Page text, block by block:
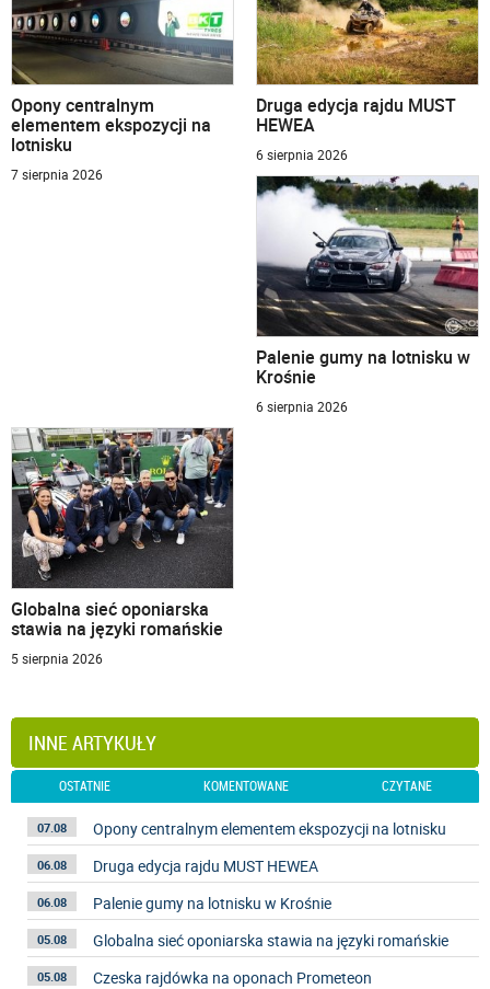
Opony centralnym
elementem ekspozycji na
lotnisku
7 sierpnia 2026
Druga edycja rajdu MUST
HEWEA
6 sierpnia 2026
Palenie gumy na lotnisku w
Krośnie
6 sierpnia 2026
Globalna sieć oponiarska
stawia na języki romańskie
5 sierpnia 2026
INNE ARTYKUŁY
OSTATNIE KOMENTOWANE CZYTANE
07.08 Opony centralnym elementem ekspozycji na lotnisku
06.08 Druga edycja rajdu MUST HEWEA
06.08 Palenie gumy na lotnisku w Krośnie
05.08 Globalna sieć oponiarska stawia na języki romańskie
05.08 Czeska rajdówka na oponach Prometeon